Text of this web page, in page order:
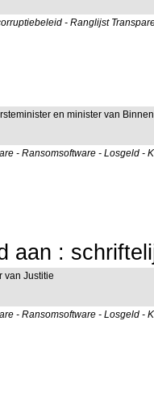
- Ranglijst
en minister van
- Ransomsoftware - Losgeld -
aan :
van Justitie
- Ransomsoftware - Losgeld -